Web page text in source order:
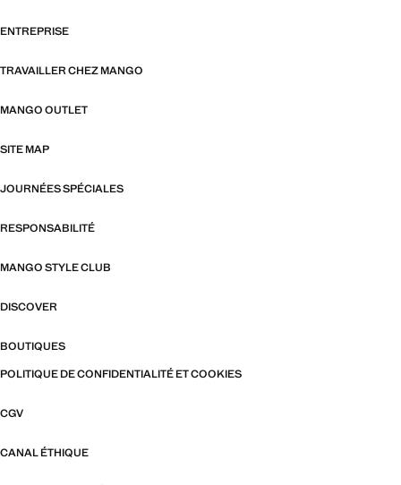
ENTREPRISE
TRAVAILLER CHEZ MANGO
MANGO OUTLET
SITE MAP
JOURNÉES SPÉCIALES
RESPONSABILITÉ
MANGO STYLE CLUB
DISCOVER
BOUTIQUES
POLITIQUE DE CONFIDENTIALITÉ ET COOKIES
CGV
CANAL ÉTHIQUE